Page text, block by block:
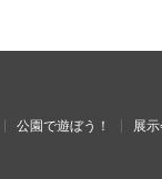
公園で遊ぼう！
展